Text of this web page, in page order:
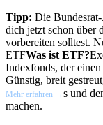
Tipp: Die
dich jetzt schon über
vorbereiten solltest.
ETFWas ist ETF?
Indexfonds, der
Günstig, breit
Mehr erfahren →s und
machen.